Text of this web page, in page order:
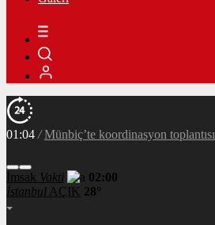
01:04 / Münbiç’te koordinasyon toplantısı
İmsak Vakti
02:00
İstanbul AÇIK 28°